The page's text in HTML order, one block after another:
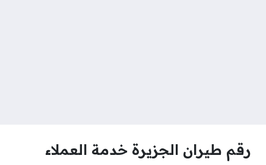
رقم طيران الجزيرة خدمة العملاء